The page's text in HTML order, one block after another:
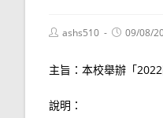
Postashs510
Post09/08/
主旨：本校舉辦「
說明：